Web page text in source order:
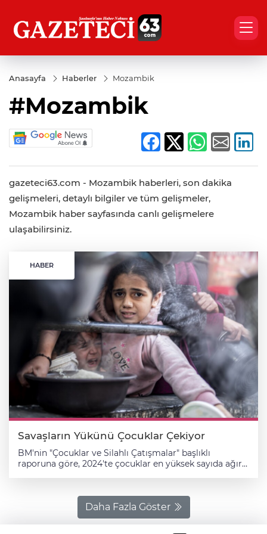
Anasayfa Haberler Mozambik
#Mozambik
gazeteci63.com - Mozambik haberleri, son dakika
gelişmeleri, detaylı bilgiler ve tüm gelişmeler,
Mozambik haber sayfasında canlı gelişmelere
ulaşabilirsiniz.
HABER
Savaşların Yükünü Çocuklar Çekiyor
BM'nin "Çocuklar ve Silahlı Çatışmalar" başlıklı
raporuna göre, 2024'te çocuklar en yüksek sayıda ağır
Cumhuriyeti takip etti. Birleşmiş Milletler (BM), dünya
genelindeki savaşlarda yaşanan acımasız çatışmalar ve
ayrım gözetmeyen saldırıların en ağır bedelini
çocukların ödediğine dikkati çekerek, ateşkes ve barış
Daha Fazla Göster